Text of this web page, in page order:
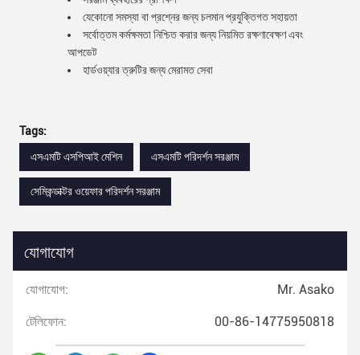
যেকোনো সমস্যা বা প্রশ্নের জন্য চলমান প্রযুক্তিগত সহায়তা
সর্বোত্তম কর্মক্ষমতা নিশ্চিত করার জন্য নিয়মিত রক্ষণাবেক্ষণ এবং
আপডেট
হার্ডওয়্যার ত্রুটির জন্য মেরামত সেবা
Tags:
এসএমটি এসপিআই মেশিন
এসএমটি পরিদর্শন সরঞ্জাম
সেমিকন্ডাক্টর ওয়েফার পরিদর্শন সরঞ্জাম
যোগাযোগ
যোগাযোগ: Mr. Asako
টেলিফোন: 00-86-14775950818